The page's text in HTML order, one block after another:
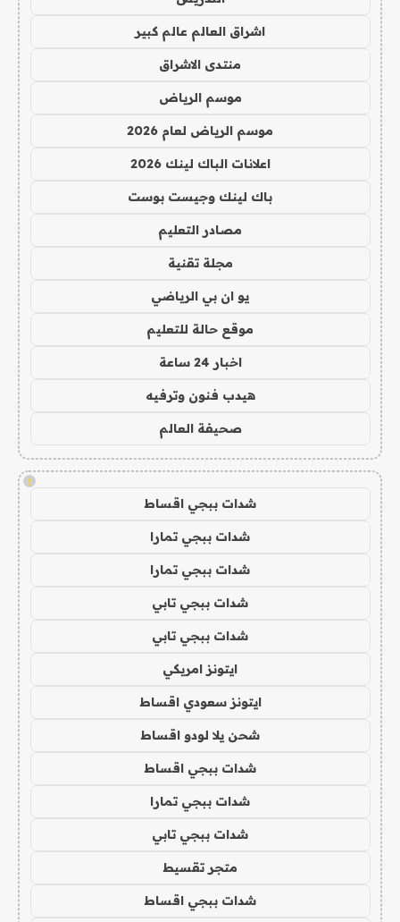
اشراق العالم عالم كبير
منتدى الاشراق
موسم الرياض
موسم الرياض لعام 2026
اعلانات الباك لينك 2026
باك لينك وجيست بوست
مصادر التعليم
مجلة تقنية
يو ان بي الرياضي
موقع حالة للتعليم
اخبار 24 ساعة
هيدب فنون وترفيه
صحيفة العالم
!
شدات ببجي اقساط
شدات ببجي تمارا
شدات ببجي تمارا
شدات ببجي تابي
شدات ببجي تابي
ايتونز امريكي
ايتونز سعودي اقساط
شحن يلا لودو اقساط
شدات ببجي اقساط
شدات ببجي تمارا
شدات ببجي تابي
متجر تقسيط
شدات ببجي اقساط